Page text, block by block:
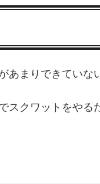
あまりできていな
スクワットをやる